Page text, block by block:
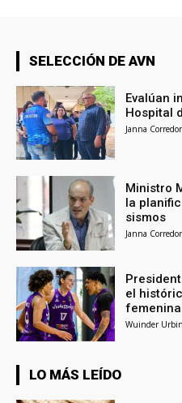
SELECCIÓN DE AVN
Evalúan
Hospital
Janna Corredor
Ministro
la
sismos
Janna Corredor
el
Wuinder
LO MÁS LEÍDO